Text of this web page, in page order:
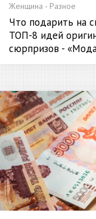
Женщина - Разное
Что подарить на
ТОП-8 идей
сюрпризов -